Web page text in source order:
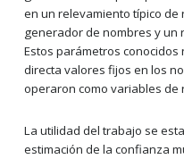
en un relevamiento típico
generador de nombres y un
Estos parámetros
directa valores fijos en los
operaron como variables de
La utilidad del trabajo se
estimación de la confianza